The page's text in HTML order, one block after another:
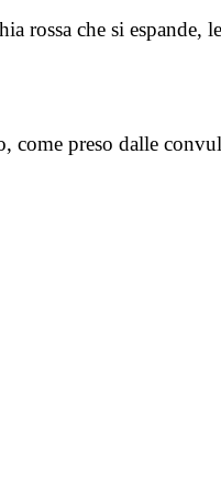
rossa che si
preso dalle